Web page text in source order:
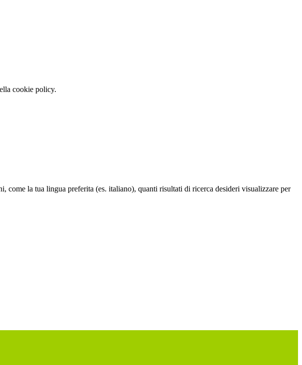
cookie policy.
la tua lingua preferita (es. italiano), quanti risultati di ricerca desideri visualizzare per